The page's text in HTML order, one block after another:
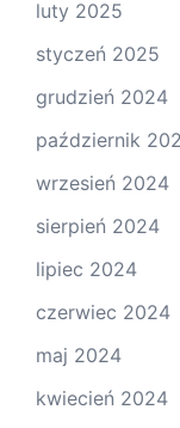
luty 2025
styczeń 2025
grudzień 2024
październik
wrzesień 2024
sierpień 2024
lipiec 2024
czerwiec 2024
maj 2024
kwiecień 2024